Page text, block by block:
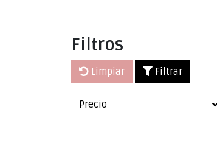
Filtros
Limpiar Filtrar
Precio